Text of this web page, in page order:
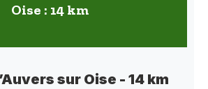
Oise : 14 km
sur Oise - 14 km